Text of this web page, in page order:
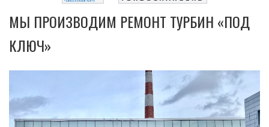
МЫ ПРОИЗВОДИМ РЕМОНТ ТУРБИН «ПОД
КЛЮЧ»